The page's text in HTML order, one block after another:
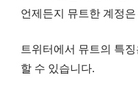
언제든지 뮤트한 계정
트위터에서 뮤트의 특
할 수 있습니다.